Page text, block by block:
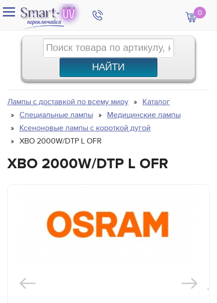
0
Лампы с доставкой по всему миру
Каталог
Специальные лампы
Медицинские лампы
Ксеноновые лампы с короткой дугой
XBO 2000W/DTP L OFR
XBO 2000W/DTP L OFR
`